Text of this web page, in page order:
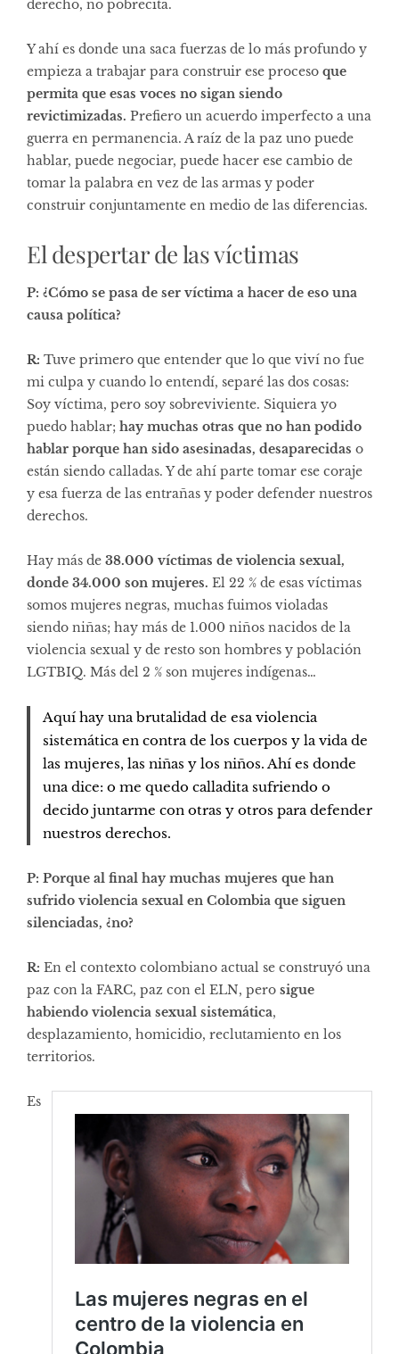
derecho, no pobrecita.
Y ahí es donde una saca fuerzas de lo más profundo y
empieza a trabajar para construir ese proceso que
permita que esas voces no sigan siendo
revictimizadas. Prefiero un acuerdo imperfecto a una
guerra en permanencia. A raíz de la paz uno puede
hablar, puede negociar, puede hacer ese cambio de
tomar la palabra en vez de las armas y poder
construir conjuntamente en medio de las diferencias.
El despertar de las víctimas
P: ¿Cómo se pasa de ser víctima a hacer de eso una
causa política?
R: Tuve primero que entender que lo que viví no fue
mi culpa y cuando lo entendí, separé las dos cosas:
Soy víctima, pero soy sobreviviente. Siquiera yo
puedo hablar; hay muchas otras que no han podido
hablar porque han sido asesinadas, desaparecidas o
están siendo calladas. Y de ahí parte tomar ese coraje
y esa fuerza de las entrañas y poder defender nuestros
derechos.
Hay más de 38.000 víctimas de violencia sexual,
donde 34.000 son mujeres. El 22 % de esas víctimas
somos mujeres negras, muchas fuimos violadas
siendo niñas; hay más de 1.000 niños nacidos de la
violencia sexual y de resto son hombres y población
LGTBIQ. Más del 2 % son mujeres indígenas…
Aquí hay una brutalidad de esa violencia
sistemática en contra de los cuerpos y la vida de
las mujeres, las niñas y los niños. Ahí es donde
una dice: o me quedo calladita sufriendo o
decido juntarme con otras y otros para defender
nuestros derechos.
P: Porque al final hay muchas mujeres que han
sufrido violencia sexual en Colombia que siguen
silenciadas, ¿no?
R: En el contexto colombiano actual se construyó una
paz con la FARC, paz con el ELN, pero sigue
habiendo violencia sexual sistemática,
desplazamiento, homicidio, reclutamiento en los
territorios.
Es